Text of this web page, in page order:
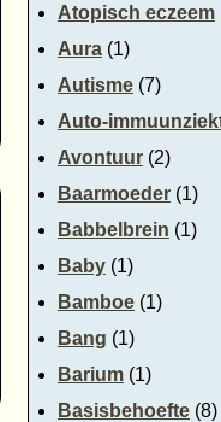
Atopisch eczeem
Aura(1)
Autisme(7)
Auto-
Avontuur(2)
Baarmoeder(1)
Babbelbrein (1)
Baby(1)
Bamboe(1)
Bang (1)
Barium(1)
Basisbehoefte(8)